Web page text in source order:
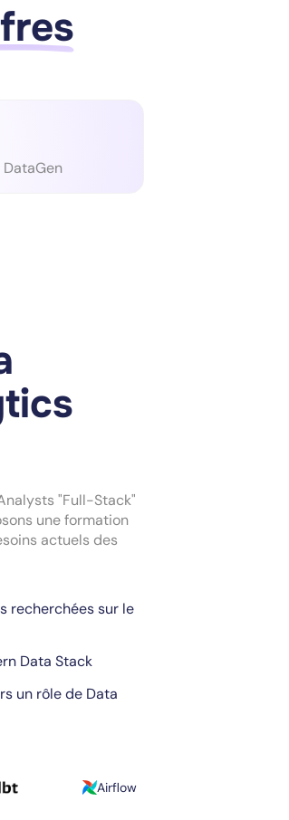
"Full-Stack"
une formation
actuels des
recherchées sur le
Data Stack
un rôle de Data
Airflow